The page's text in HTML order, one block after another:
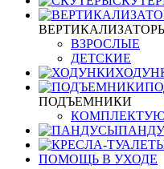
ВЗРОСЛЫЕ
ДЕТСКИЕ
ПОДЪЕМНИКИ
ПОМОЩЬ В УХОДЕ